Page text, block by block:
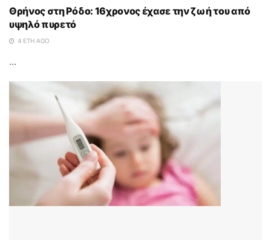
Θρήνος στη Ρόδο: 16χρονος έχασε την ζωή του από
υψηλό πυρετό
4 ΈΤΗ AGO
...